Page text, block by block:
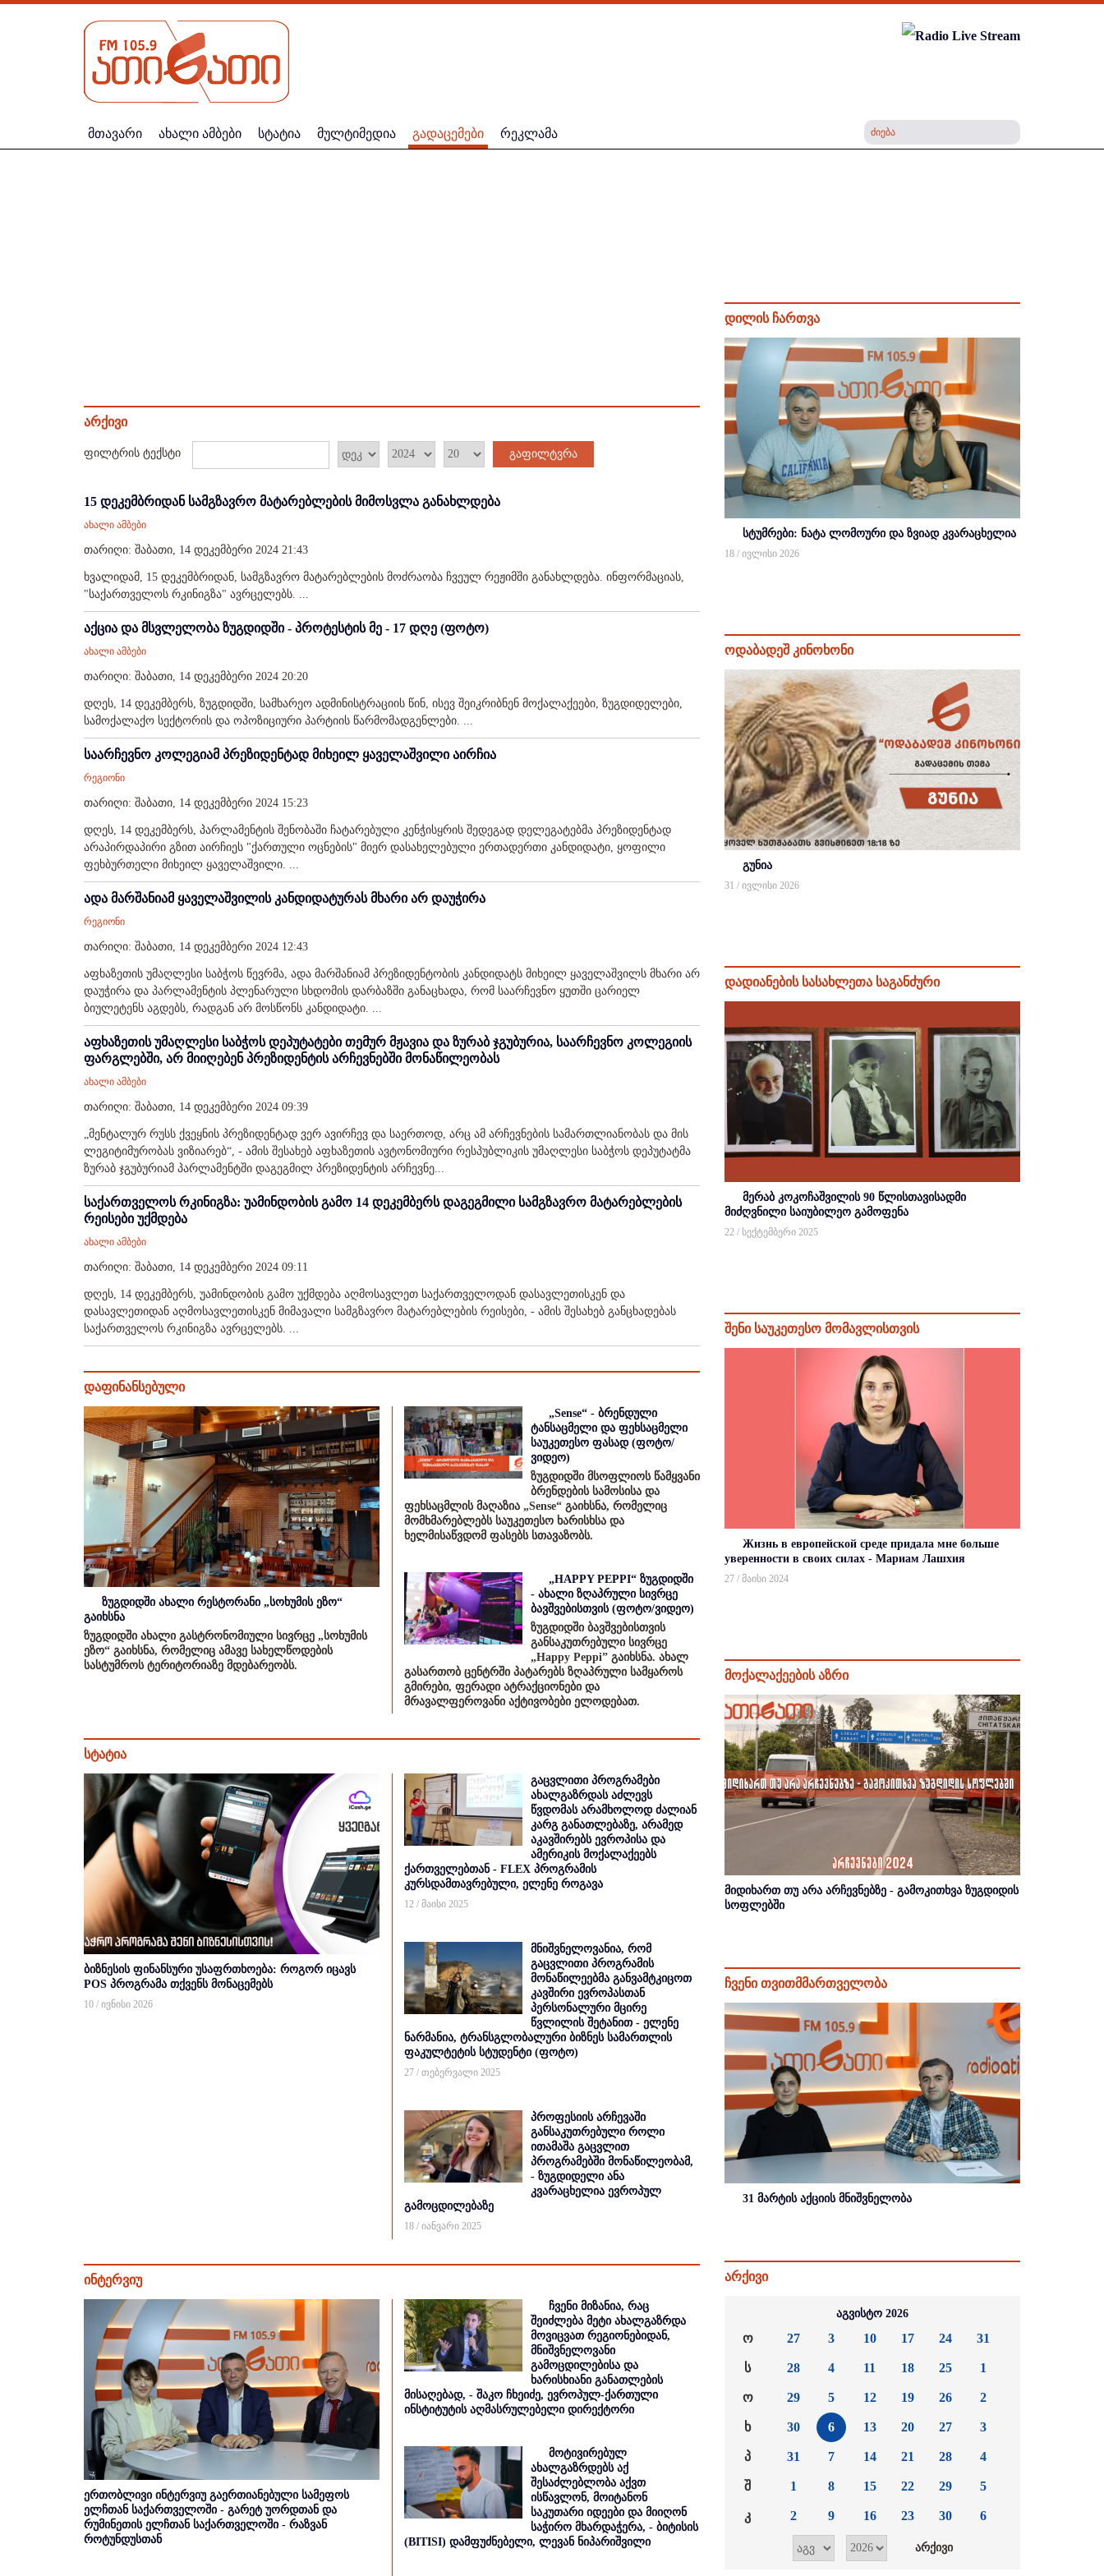
მთავარი ახალი ამბები სტატია მულტიმედია გადაცემები რეკლამა
არქივი
ფილტრის ტექსტი გაფილტვრა
15 დეკემბრიდან სამგზავრო მატარებლების მიმოსვლა განახლდება
ახალი ამბები
თარიღი: შაბათი, 14 დეკემბერი 2024 21:43
ხვალიდამ, 15 დეკემბრიდან, სამგზავრო მატარებლების მოძრაობა ჩვეულ რეჟიმში განახლდება. ინფორმაციას,
"საქართველოს რკინიგზა" ავრცელებს. ...
აქცია და მსვლელობა ზუგდიდში - პროტესტის მე - 17 დღე (ფოტო)
ახალი ამბები
თარიღი: შაბათი, 14 დეკემბერი 2024 20:20
დღეს, 14 დეკემბერს, ზუგდიდში, სამხარეო ადმინისტრაციის წინ, ისევ შეიკრიბნენ მოქალაქეები, ზუგდიდელები,
სამოქალაქო სექტორის და ოპოზიციური პარტიის წარმომადგენლები. ...
საარჩევნო კოლეგიამ პრეზიდენტად მიხეილ ყაველაშვილი აირჩია
რეგიონი
თარიღი: შაბათი, 14 დეკემბერი 2024 15:23
დღეს, 14 დეკემბერს, პარლამენტის შენობაში ჩატარებული კენჭისყრის შედეგად დელეგატებმა პრეზიდენტად
არაპირდაპირი გზით აირჩიეს "ქართული ოცნების" მიერ დასახელებული ერთადერთი კანდიდატი, ყოფილი
ფეხბურთელი მიხეილ ყაველაშვილი. ...
ადა მარშანიამ ყაველაშვილის კანდიდატურას მხარი არ დაუჭირა
რეგიონი
თარიღი: შაბათი, 14 დეკემბერი 2024 12:43
აფხაზეთის უმაღლესი საბჭოს წევრმა, ადა მარშანიამ პრეზიდენტობის კანდიდატს მიხეილ ყაველაშვილს მხარი არ
დაუჭირა და პარლამენტის პლენარული სხდომის დარბაზში განაცხადა, რომ საარჩევნო ყუთში ცარიელ
ბიულეტენს აგდებს, რადგან არ მოსწონს კანდიდატი. ...
აფხაზეთის უმაღლესი საბჭოს დეპუტატები თემურ მჟავია და ზურაბ ჯგუბურია, საარჩევნო კოლეგიის
ფარგლებში, არ მიიღებენ პრეზიდენტის არჩევნებში მონაწილეობას
ახალი ამბები
თარიღი: შაბათი, 14 დეკემბერი 2024 09:39
„მენტალურ რუსს ქვეყნის პრეზიდენტად ვერ ავირჩევ და საერთოდ, არც ამ არჩევნების სამართლიანობას და მის
ლეგიტიმურობას ვიზიარებ“, - ამის შესახებ აფხაზეთის ავტონომიური რესპუბლიკის უმაღლესი საბჭოს დეპუტატმა
ზურაბ ჯგუბურიამ პარლამენტში დაგეგმილ პრეზიდენტის არჩევნე...
საქართველოს რკინიგზა: უამინდობის გამო 14 დეკემბერს დაგეგმილი სამგზავრო მატარებლების
რეისები უქმდება
ახალი ამბები
თარიღი: შაბათი, 14 დეკემბერი 2024 09:11
დღეს, 14 დეკემბერს, უამინდობის გამო უქმდება აღმოსავლეთ საქართველოდან დასავლეთისკენ და
დასავლეთიდან აღმოსავლეთისკენ მიმავალი სამგზავრო მატარებლების რეისები, - ამის შესახებ განცხადებას
საქართველოს რკინიგზა ავრცელებს. ...
დაფინანსებული
ზუგდიდში ახალი რესტორანი „სოხუმის ეზო“
გაიხსნა
ზუგდიდში ახალი გასტრონომიული სივრცე „სოხუმის
ეზო“ გაიხსნა, რომელიც ამავე სახელწოდების
სასტუმროს ტერიტორიაზე მდებარეობს.
„Sense“ - ბრენდული
ტანსაცმელი და ფეხსაცმელი
საუკეთესო ფასად (ფოტო/
ვიდეო)
ზუგდიდში მსოფლიოს წამყვანი
ბრენდების სამოსისა და
ფეხსაცმლის მაღაზია „Sense“ გაიხსნა, რომელიც
მომხმარებლებს საუკეთესო ხარისხსა და
ხელმისაწვდომ ფასებს სთავაზობს.
„HAPPY PEPPI“ ზუგდიდში
- ახალი ზღაპრული სივრცე
ბავშვებისთვის (ფოტო/ვიდეო)
ზუგდიდში ბავშვებისთვის
განსაკუთრებული სივრცე
„Happy Peppi” გაიხსნა. ახალ
გასართობ ცენტრში პატარებს ზღაპრული სამყაროს
გმირები, ფერადი ატრაქციონები და
მრავალფეროვანი აქტივობები ელოდებათ.
სტატია
ბიზნესის ფინანსური უსაფრთხოება: როგორ იცავს
POS პროგრამა თქვენს მონაცემებს
10 / ივნისი 2026
გაცვლითი პროგრამები
ახალგაზრდას აძლევს
წვდომას არამხოლოდ ძალიან
კარგ განათლებაზე, არამედ
აკავშირებს ევროპისა და
ამერიკის მოქალაქეებს
ქართველებთან - FLEX პროგრამის
კურსდამთავრებული, ელენე როგავა
12 / მაისი 2025
მნიშვნელოვანია, რომ
გაცვლითი პროგრამის
მონაწილეებმა განვამტკიცოთ
კავშირი ევროპასთან
პერსონალური მცირე
წვლილის შეტანით - ელენე
ნარმანია, ტრანსგლობალური ბიზნეს სამართლის
ფაკულტეტის სტუდენტი (ფოტო)
27 / თებერვალი 2025
პროფესიის არჩევაში
განსაკუთრებული როლი
ითამაშა გაცვლით
პროგრამებში მონაწილეობამ,
- ზუგდიდელი ანა
კვარაცხელია ევროპულ
გამოცდილებაზე
18 / იანვარი 2025
ინტერვიუ
ერთობლივი ინტერვიუ გაერთიანებული სამეფოს
ელჩთან საქართველოში - გარეტ უორდთან და
რუმინეთის ელჩთან საქართველოში - რაზვან
როტუნდუსთან
ჩვენი მიზანია, რაც
შეიძლება მეტი ახალგაზრდა
მოვიცვათ რეგიონებიდან,
მნიშვნელოვანი
გამოცდილებისა და
ხარისხიანი განათლების
მისაღებად, - შაკო ჩხეიძე, ევროპულ-ქართული
ინსტიტუტის აღმასრულებელი დირექტორი
მოტივირებულ
ახალგაზრდებს აქ
შესაძლებლობა აქვთ
ისწავლონ, მოიტანონ
საკუთარი იდეები და მიიღონ
საჭირო მხარდაჭერა, - ბიტისის
(BITISI) დამფუძნებელი, ლევან ნიპარიშვილი
დილის ჩართვა
სტუმრები: ნატა ლომოური და ზვიად კვარაცხელია
18 / ივლისი 2026
ოდაბადეშ კინოხონი
გუნია
31 / ივლისი 2026
დადიანების სასახლეთა საგანძური
მერაბ კოკოჩაშვილის 90 წლისთავისადმი
მიძღვნილი საიუბილეო გამოფენა
22 / სექტემბერი 2025
შენი საუკეთესო მომავლისთვის
Жизнь в европейской среде придала мне больше
уверенности в своих силах - Мариам Лашхия
27 / მაისი 2024
მოქალაქეების აზრი
მიდიხართ თუ არა არჩევნებზე - გამოკითხვა ზუგდიდის
სოფლებში
ჩვენი თვითმმართველობა
31 მარტის აქციის მნიშვნელობა
არქივი
აგვისტო 2026
ო
ს
ო
ხ
პ
შ
კ
27
28
29
30
31
1
2
3
4
5
6
7
8
9
10
11
12
13
14
15
16
17
18
19
20
21
22
23
24
25
26
27
28
29
30
31
1
2
3
4
5
6